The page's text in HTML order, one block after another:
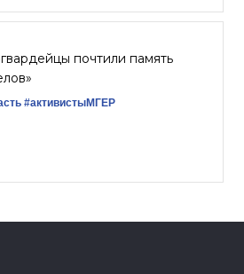
почтили память
#активистыМГЕР